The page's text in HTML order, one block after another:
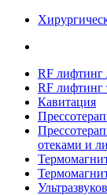
RF лифтинг
RF лифтинг
Кавитация
отеками и